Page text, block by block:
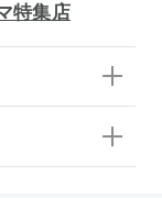
特集店